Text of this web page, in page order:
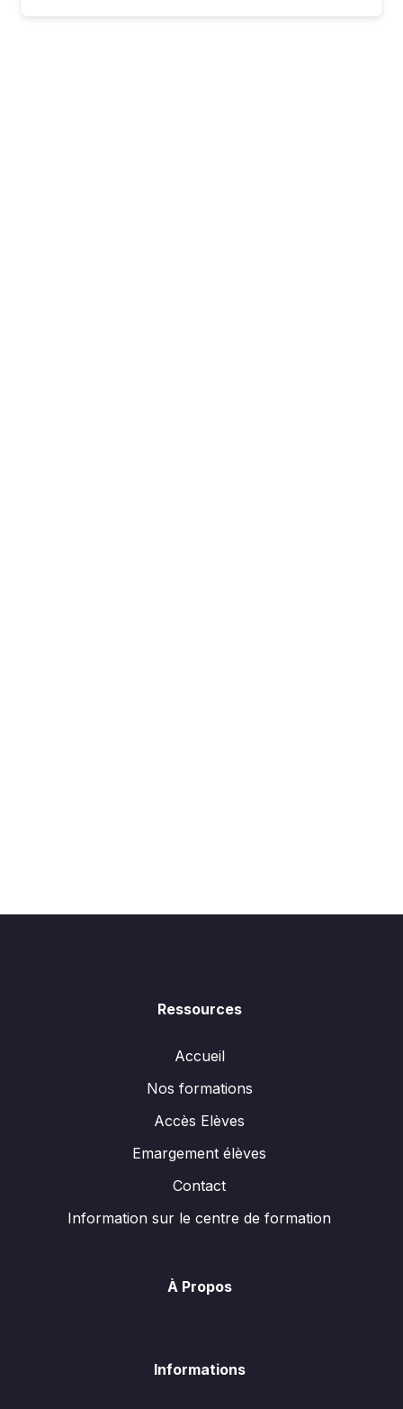
Ressources
Accueil
Nos formations
Accès Elèves
Emargement élèves
Contact
Information sur le centre de formation
À Propos
Informations